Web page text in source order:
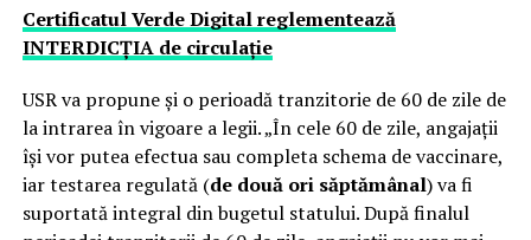
Certificatul Verde Digital reglementează
INTERDICȚIA de circulație
USR va propune şi o perioadă tranzitorie de 60 de zile de
la intrarea în vigoare a legii. „În cele 60 de zile, angajaţii
îşi vor putea efectua sau completa schema de vaccinare,
iar testarea regulată (de două ori săptămânal) va fi
suportată integral din bugetul statului. După finalul